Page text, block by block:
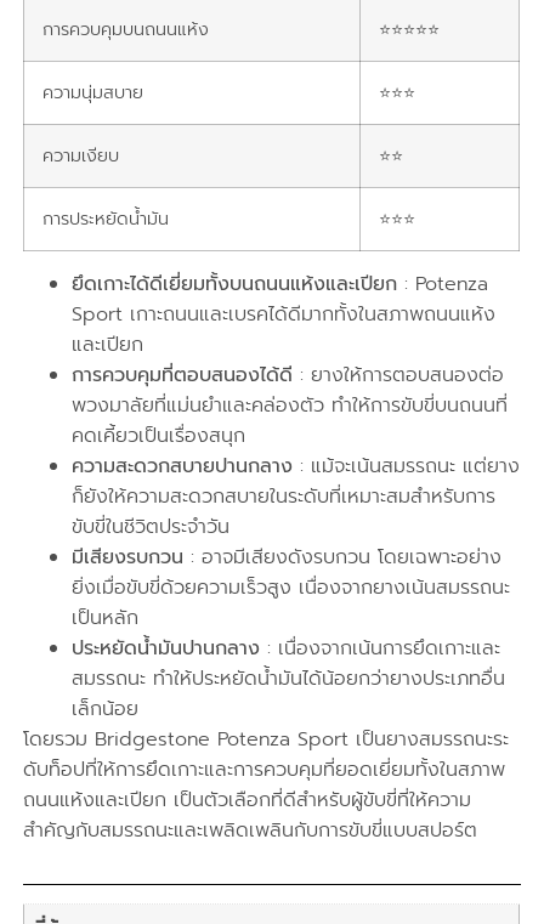
การควบคุมบนถนนแห้ง ⭐⭐⭐⭐⭐
ความนุ่มสบาย ⭐⭐⭐
ความเงียบ ⭐⭐
การประหยัดน้ำมัน ⭐⭐⭐
ยึดเกาะได้ดีเยี่ยมทั้งบนถนนแห้งและเปียก : Potenza
Sport เกาะถนนและเบรคได้ดีมากทั้งในสภาพถนนแห้ง
และเปียก
การควบคุมที่ตอบสนองได้ดี : ยางให้การตอบสนองต่อ
พวงมาลัยที่แม่นยำและคล่องตัว ทำให้การขับขี่บนถนนที่
คดเคี้ยวเป็นเรื่องสนุก
ความสะดวกสบายปานกลาง : แม้จะเน้นสมรรถนะ แต่ยาง
ก็ยังให้ความสะดวกสบายในระดับที่เหมาะสมสำหรับการ
ขับขี่ในชีวิตประจำวัน
มีเสียงรบกวน : อาจมีเสียงดังรบกวน โดยเฉพาะอย่าง
ยิ่งเมื่อขับขี่ด้วยความเร็วสูง เนื่องจากยางเน้นสมรรถนะ
เป็นหลัก
ประหยัดน้ำมันปานกลาง : เนื่องจากเน้นการยึดเกาะและ
สมรรถนะ ทำให้ประหยัดน้ำมันได้น้อยกว่ายางประเภทอื่น
เล็กน้อย
โดยรวม Bridgestone Potenza Sport เป็นยางสมรรถนะระ
ดับท็อปที่ให้การยึดเกาะและการควบคุมที่ยอดเยี่ยมทั้งในสภาพ
ถนนแห้งและเปียก เป็นตัวเลือกที่ดีสำหรับผู้ขับขี่ที่ให้ความ
สำคัญกับสมรรถนะและเพลิดเพลินกับการขับขี่แบบสปอร์ต